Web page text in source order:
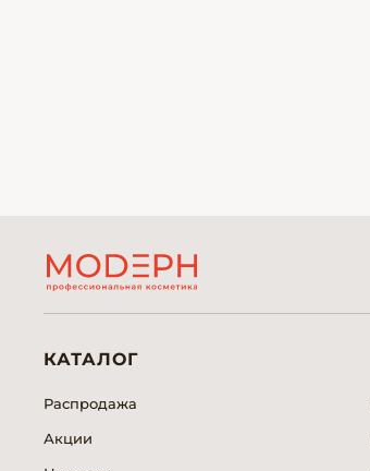
КАТАЛОГ
Распродажа
Акции